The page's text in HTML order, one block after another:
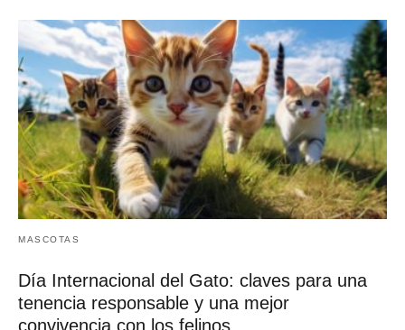
MASCOTAS
Día Internacional del Gato: claves para una
tenencia responsable y una mejor
convivencia con los felinos